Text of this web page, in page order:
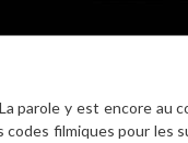
parole y est encore au
codes filmiques pour